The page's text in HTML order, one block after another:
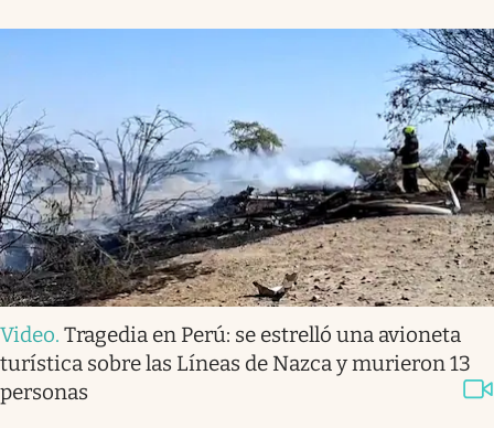
Video. Tragedia en Perú: se estrelló una avioneta
turística sobre las Líneas de Nazca y murieron 13
personas